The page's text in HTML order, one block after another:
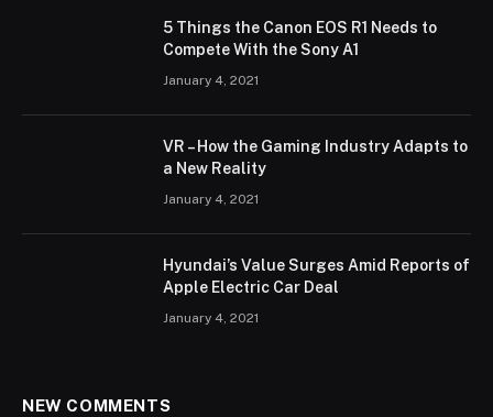
5 Things the Canon EOS R1 Needs to
Compete With the Sony A1
January 4, 2021
VR – How the Gaming Industry Adapts to
a New Reality
January 4, 2021
Hyundai’s Value Surges Amid Reports of
Apple Electric Car Deal
January 4, 2021
NEW COMMENTS